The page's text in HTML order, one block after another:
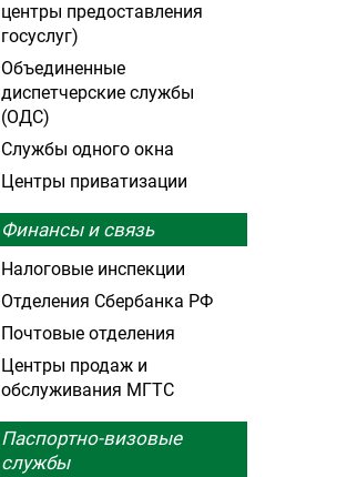
центры предоставления
госуслуг)
Объединенные
диспетчерские службы
(ОДС)
Службы одного окна
Центры приватизации
Финансы и связь
Налоговые инспекции
Отделения Сбербанка РФ
Почтовые отделения
Центры продаж и
обслуживания МГТС
Паспортно-визовые
службы